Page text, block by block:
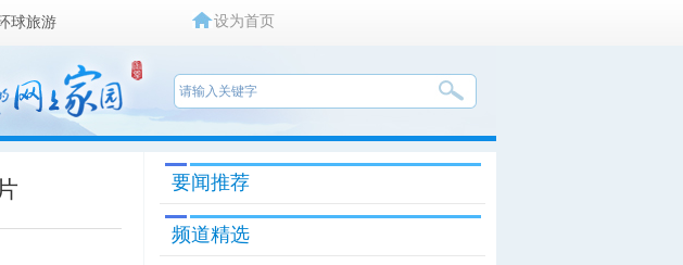
球旅游 设为首页
要闻推荐
频道精选